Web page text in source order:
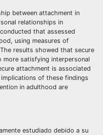
between attachment in
relationships in
that assessed
using measures of
results showed that secure
satisfying interpersonal
attachment is associated
of these findings
in adulthood are
estudiado debido a su